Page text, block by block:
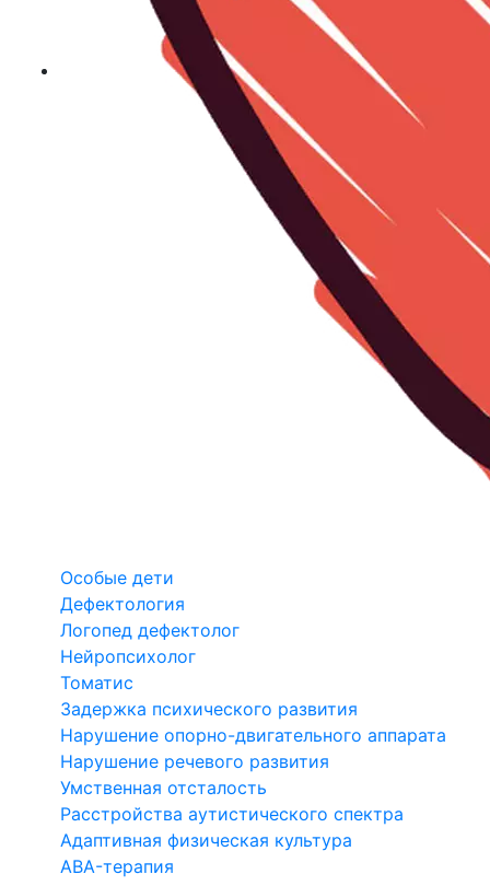
Особые дети
Дефектология
Логопед дефектолог
Нейропсихолог
Томатис
Задержка психического развития
Нарушение опорно-двигательного аппарата
Нарушение речевого развития
Умственная отсталость
Расстройства аутистического спектра
Адаптивная физическая культура
ABA-терапия